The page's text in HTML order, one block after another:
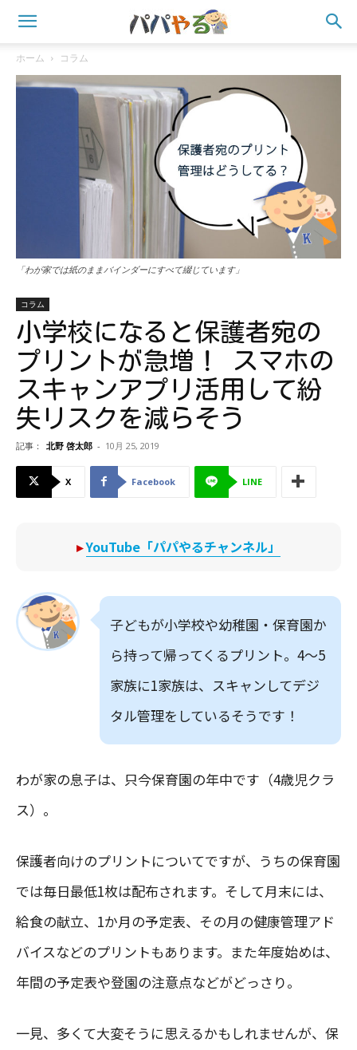
ホーム コラム
「わが家では紙のままバインダーにすべて綴じています」
コラム
小学校になると保護者宛の
プリントが急増！ スマホの
スキャンアプリ活用して紛
失リスクを減らそう
記事： 北野 啓太郎 - 10月 25, 2019
X Facebook LINE
▸YouTube「パパやるチャンネル」
子どもが小学校や幼稚園・保育園か
ら持って帰ってくるプリント。4〜5
家族に1家族は、スキャンしてデジ
タル管理をしているそうです！
わが家の息子は、只今保育園の年中です（4歳児クラ
ス）。
保護者向けのプリントについてですが、うちの保育園
では毎日最低1枚は配布されます。そして月末には、
給食の献立、1か月の予定表、その月の健康管理アド
バイスなどのプリントもあります。また年度始めは、
年間の予定表や登園の注意点などがどっさり。
一見、多くて大変そうに思えるかもしれませんが、保